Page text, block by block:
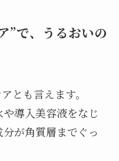
”で、うるおいの
とも言えます。
導入美容液をなじ
が角質層までぐっ